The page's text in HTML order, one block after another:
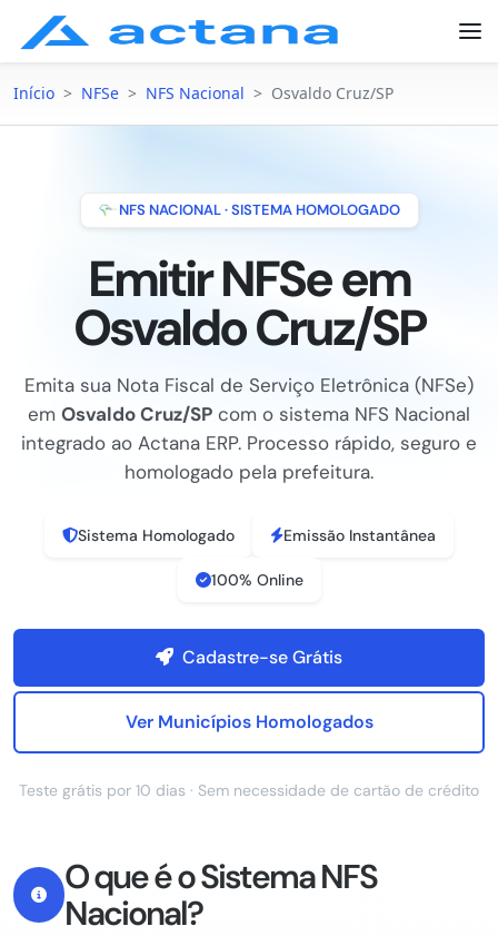
Início > NFSe > NFS Nacional > Osvaldo Cruz/SP
NFS NACIONAL · SISTEMA HOMOLOGADO
Emitir NFSe em
Osvaldo Cruz/SP
Emita sua Nota Fiscal de Serviço Eletrônica (NFSe)
em Osvaldo Cruz/SP com o sistema NFS Nacional
integrado ao Actana ERP. Processo rápido, seguro e
homologado pela prefeitura.
Sistema Homologado Emissão Instantânea
100% Online
Cadastre-se Grátis
Ver Municípios Homologados
Teste grátis por 10 dias · Sem necessidade de cartão de crédito
O que é o Sistema NFS
Nacional?